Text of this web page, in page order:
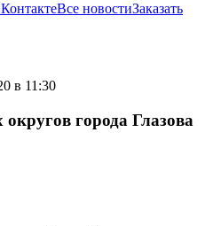
Все новостиЗаказать
в 11:30
города Глазова